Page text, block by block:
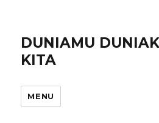
DUNIAMU
KITA
MENU